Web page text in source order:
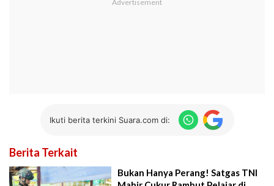
Ikuti berita terkini Suara.com di:
Berita Terkait
Bukan Hanya Perang! Satgas TNI